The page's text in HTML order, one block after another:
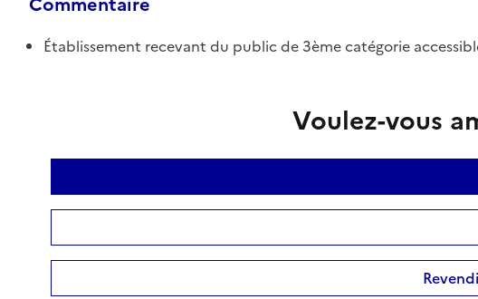
Établissement recevant du public de 3ème catégorie
Voulez-vous